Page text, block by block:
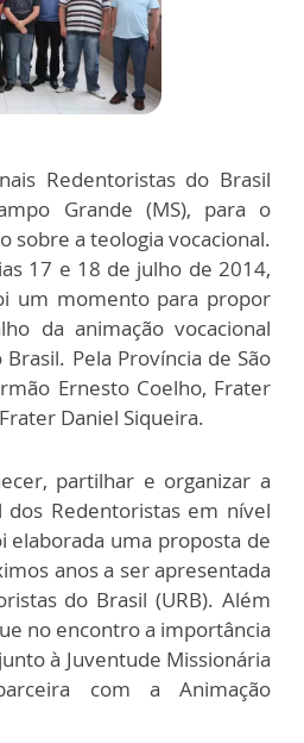
Redentoristas do Brasil
Grande (MS), para o
sobre a teologia vocacional.
17 e 18 de julho de 2014,
um momento para propor
da animação vocacional
Pela Província de São
Ernesto Coelho, Frater
Daniel Siqueira.
partilhar e organizar a
dos Redentoristas em nível
elaborada uma proposta de
anos a ser apresentada
do Brasil (URB). Além
no encontro a importância
à Juventude Missionária
com a Animação